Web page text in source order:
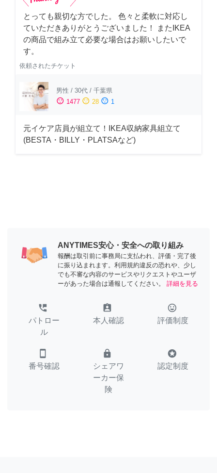
とっても親切な方でした。 色々と柔軟に対応し
ていただきありがとうございました！ またIKEA
の商品で組み立て必要な場合はお願いしたいで
す。
依頼されたチケット
男性 / 30代 / 千葉県
sentiment_satisfied 1477 sentiment_neutral 28 sentiment_dissatisfied 1
元イケア店員が組立て！IKEA収納家具組立て
(BESTA・BILLY・PLATSAなど)
ANYTIMES安心・安全への取り組み
報酬は取引前に事務局に支払われ、評価・完了後
に振り込まれます。利用規約違反の恐れや、少し
でも不審な内容のサービスやリクエストやユーザ
ーがあった場合は通報してください。
詳細を見る
perm_phone_msg
パトロー
ル
assignment_ind
本人確認
tag_faces
評価制度
smartphone
番号確認
lock
シェアワ
ーカー保
険
stars
認定制度